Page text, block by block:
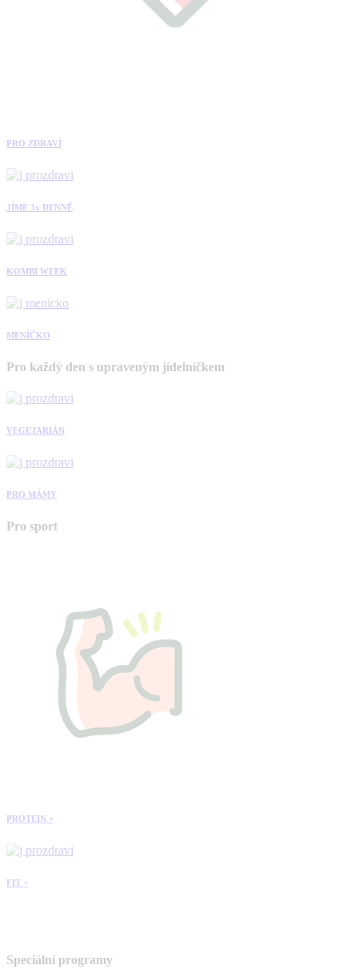
PRO ZDRAVÍ
JÍME 3x DENNĚ
KOMBI WEEK
MENÍČKO
Pro každý den s upraveným jídelníčkem
VEGETARIÁN
PRO MÁMY
Pro sport
PROTEIN +
FIT +
Speciální programy